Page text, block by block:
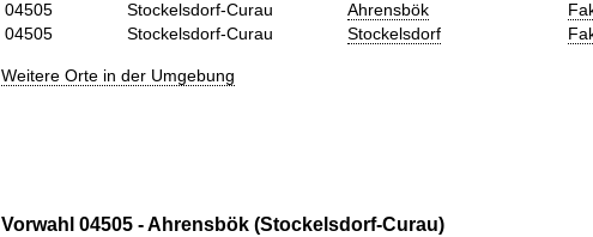
04505
Stockelsdorf-Curau Ahrensbök
04505
Stockelsdorf-Curau Stockelsdorf
Weitere Orte in der Umgebung
Vorwahl 04505 - Ahrensbök (Stockelsdorf-Curau)